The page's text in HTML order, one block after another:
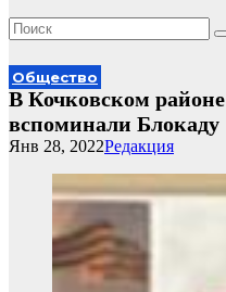
Общество
В Кочковском районе
вспоминали Блокаду
Редакция
Янв 28, 2022